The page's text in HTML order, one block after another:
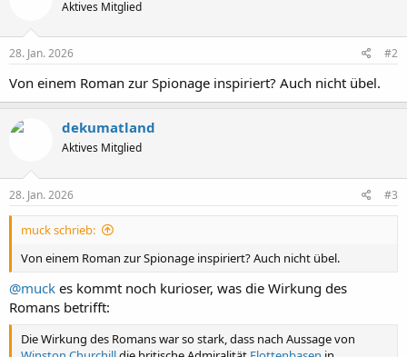
n
e
Aktives Mitglied
28. Jan. 2026 #2
Von einem Roman zur Spionage inspiriert? Auch nicht übel.
dekumatland
Aktives Mitglied
28. Jan. 2026 #3
muck schrieb:
Von einem Roman zur Spionage inspiriert? Auch nicht übel.
@muck es kommt noch kurioser, was die Wirkung des
Romans betrifft:
Die Wirkung des Romans war so stark, dass nach Aussage von